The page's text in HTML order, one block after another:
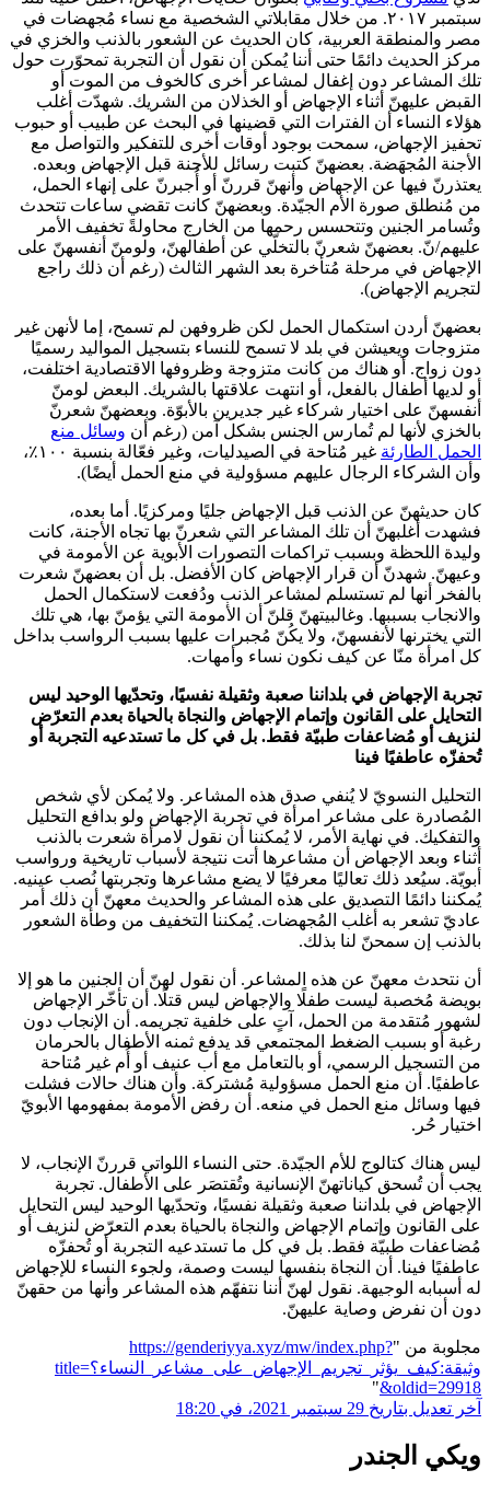
سبتمبر ٢٠١٧. من خلال مقابلاتي الشخصية مع نساء مُجهضات في
مصر والمنطقة العربية، كان الحديث عن الشعور بالذنب والخزي في
مركز الحديث دائمًا حتى أننا يُمكن أن نقول أن التجربة تمحوّرت حول
تلك المشاعر دون إغفال لمشاعر أخرى كالخوف من الموت أو
القبض عليهنّ أثناء الإجهاض أو الخذلان من الشريك. شهدّت أغلب
هؤلاء النساء أن الفترات التي قضينها في البحث عن طبيب أو حبوب
تحفيز الإجهاض، سمحت بوجود أوقات أخرى للتفكير والتواصل مع
الأجنة المُجهَضة. بعضهنّ كتبت رسائل للأجنة قبل الإجهاض وبعده.
يعتذرنّ فيها عن الإجهاض وأنهنّ قررنّ أو أُجبرنّ على إنهاء الحمل،
من مُنطلق صورة الأم الجيّدة. وبعضهنّ كانت تقضي ساعات تتحدث
وتُسامر الجنين وتتحسس رحمها من الخارج محاولةً تخفيف الأمر
عليهم/نّ. بعضهنّ شعرنّ بالتخلّي عن أطفالهنّ، ولومنّ أنفسهنّ على
الإجهاض في مرحلة مُتأخرة بعد الشهر الثالث (رغم أن ذلك راجع
لتجريم الإجهاض).
بعضهنّ أردن استكمال الحمل لكن ظروفهن لم تسمح، إما لأنهن غير
متزوجات ويعيشن في بلد لا تسمح للنساء بتسجيل المواليد رسميًا
دون زواج. أو هناك من كانت متزوجة وظروفها الاقتصادية اختلفت،
أو لديها أطفال بالفعل، أو انتهت علاقتها بالشريك. البعض لومنّ
أنفسهنّ على اختيار شركاء غير جديرين بالأبوّة. وبعضهنّ شعرنّ
بالخزي لأنها لم تُمارس الجنس بشكل آمن (رغم أن وسائل منع
الحمل الطارئة
غير مُتاحة في الصيدليات، وغير فعّالة بنسبة ١٠٠٪،
وأن الشركاء الرجال عليهم مسؤولية في منع الحمل أيضًا).
كان حديثهنّ عن الذنب قبل الإجهاض جليًا ومركزيًا. أما بعده،
فشهدت أغلبهنّ أن تلك المشاعر التي شعرنّ بها تجاه الأجنة، كانت
وليدة اللحظة وبسبب تراكمات التصورات الأبوية عن الأمومة في
وعيهنّ. شهدنّ أن قرار الإجهاض كان الأفضل. بل أن بعضهنّ شعرت
بالفخر أنها لم تستسلم لمشاعر الذنب ودُفعت لاستكمال الحمل
والانجاب بسببها. وغالبيتهنّ قلنّ أن الأمومة التي يؤمنّ بها، هي تلك
التي يخترنها لأنفسهنّ، ولا يكُنّ مُجبرات عليها بسبب الرواسب بداخل
كل امرأة منّا عن كيف نكون نساء وأمهات.
تجربة الإجهاض في بلداننا صعبة وثقيلة نفسيًا، وتحدّيها الوحيد ليس
التحايل على القانون وإتمام الإجهاض والنجاة بالحياة بعدم التعرّض
لنزيف أو مُضاعفات طبيّة فقط. بل في كل ما تستدعيه التجربة أو
تُحفزّه عاطفيًا فينا
التحليل النسويّ لا يُنفي صدق هذه المشاعر. ولا يُمكن لأي شخص
المُصادرة على مشاعر امرأة في تجربة الإجهاض ولو بدافع التحليل
والتفكيك. في نهاية الأمر، لا يُمكننا أن نقول لامرأة شعرت بالذنب
أثناء وبعد الإجهاض أن مشاعرها أتت نتيجة لأسباب تاريخية ورواسب
أبويّة. سيُعد ذلك تعاليًا معرفيًا لا يضع مشاعرها وتجربتها نُصب عينيه.
يُمكننا دائمًا التصديق على هذه المشاعر والحديث معهنّ أن ذلك أمر
عاديّ تشعر به أغلب المُجهضات. يُمكننا التخفيف من وطأة الشعور
بالذنب إن سمحنّ لنا بذلك.
أن نتحدث معهنّ عن هذه المشاعر. أن نقول لهنّ أن الجنين ما هو إلا
بويضة مُخصبة ليست طفلًا والإجهاض ليس قتلًا. أن تأخّر الإجهاض
لشهور مُتقدمة من الحمل، آتٍ على خلفية تجريمه. أن الإنجاب دون
رغبة أو بسبب الضغط المجتمعي قد يدفع ثمنه الأطفال بالحرمان
من التسجيل الرسمي، أو بالتعامل مع أب عنيف أو أُم غير مُتاحة
عاطفيًا. أن منع الحمل مسؤولية مُشتركة. وأن هناك حالات فشلت
فيها وسائل منع الحمل في منعه. أن رفض الأمومة بمفهومها الأبويّ
اختيار حُر.
ليس هناك كتالوج للأم الجيّدة. حتى النساء اللواتي قررنّ الإنجاب، لا
يجب أن تُسحق كياناتهنّ الإنسانية وتُقتصَر على الأطفال. تجربة
الإجهاض في بلداننا صعبة وثقيلة نفسيًا، وتحدّيها الوحيد ليس التحايل
على القانون وإتمام الإجهاض والنجاة بالحياة بعدم التعرّض لنزيف أو
مُضاعفات طبيّة فقط. بل في كل ما تستدعيه التجربة أو تُحفزّه
عاطفيًا فينا. أن النجاة بنفسها ليست وصمة، ولجوء النساء للإجهاض
له أسبابه الوجيهة. نقول لهنّ أننا نتفهّم هذه المشاعر وأنها من حقهنّ
دون أن نفرض وصاية عليهنّ.
مجلوبة من "https://genderiyya.xyz/mw/index.php?
title=وثيقة:كيف_يؤثر_تجريم_الإجهاض_على_مشاعر_النساء؟
&oldid=29918
"
آخر تعديل بتاريخ 29 سبتمبر 2021، في 18:20
ويكي الجندر